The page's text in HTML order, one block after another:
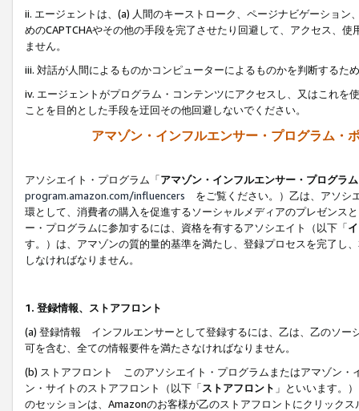
ii. エージェントは、(a) 人間のキーストローク、ページナビゲーショ
めのCAPTCHAやその他の手段を完了させたり回避して、アクセス、
ません。
iii. 対話が人間によるものかコンピューターによるものかを判断するた
iv. エージェントがプログラム・コンテンツにアクセスし、又はこれ
ことを目的とした手段を迂回その他回避しないでください。
アマゾン・インフルエンサー・プログラム・
アソシエイト・プログラム「アマゾン・インフルエンサー・プログラム
program.amazon.com/influencers をご覧ください。）乙は、アソシ
環として、消費者の購入を促進するソーシャルメディアのプレゼンス
ー・プログラムに参加するには、資格を有するアソシエイト（以下「
す。）は、アマゾンの質的量的基準を満たし、登録プロセスを完了し、
しなければなりません。
1. 登録情報、ストアフロント
(a) 登録情報 インフルエンサーとして登録するには、乙は、乙のソー
可を含む、全ての情報要件を満たさなければなりません。
(b) ストアフロント このアソシエイト・プログラムまたはアマゾン・
ン・サイトのストアフロント（以下「ストアフロント 」といいます。
のセッションは、Amazonのお客様が乙のストアフロントにクリック